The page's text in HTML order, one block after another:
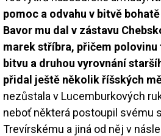
pomoc a odvahu v bitvě
Bavor mu dal v zástavu
marek stříbra, přičem
bitvu a druhou vyrovnání
přidal ještě několik říšských
nezůstala v Lucemburkových
neboť některá postoupil svému
Trevírskému a jiná od něj v